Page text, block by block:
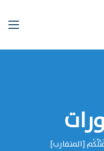
[المتقارب]